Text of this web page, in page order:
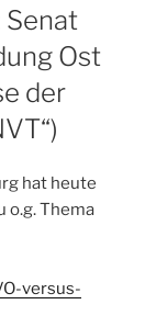
Ost
der
hat heute
o.g. Thema
versus-